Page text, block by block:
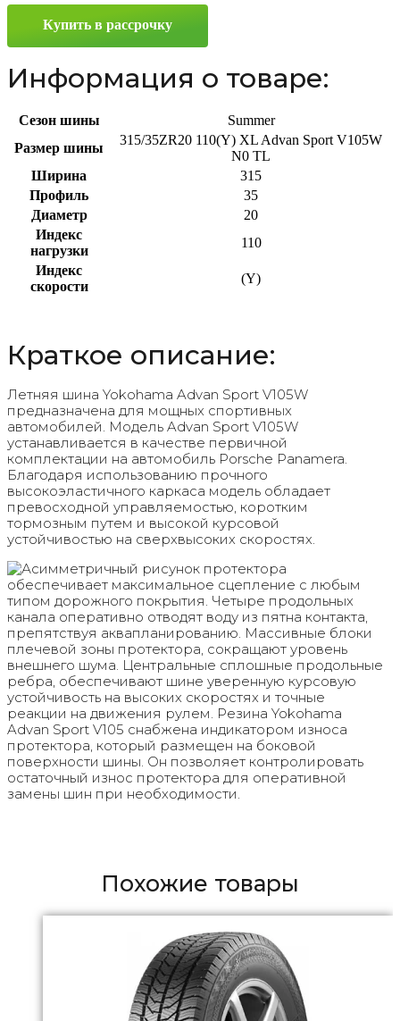
315/35
110(Y)
Купить в рассрочку
Информация о товаре:
Сезон шины
Summer
Размер шины
315/35ZR20 110(Y) XL Advan Sport V105W
N0 TL
Ширина
315
Профиль
35
Диаметр
20
Индекс
нагрузки
110
Индекс
скорости
(Y)
Краткое описание:
Летняя шина Yokohama Advan Sport V105W
предназначена для мощных спортивных
автомобилей. Модель Advan Sport V105W
устанавливается в качестве первичной
комплектации на автомобиль Porsche Panamera.
Благодаря использованию прочного
высокоэластичного каркаса модель обладает
превосходной управляемостью, коротким
тормозным путем и высокой курсовой
устойчивостью на сверхвысоких скоростях.
Асимметричный рисунок протектора
обеспечивает максимальное сцепление с любым
типом дорожного покрытия. Четыре продольных
канала оперативно отводят воду из пятна контакта,
препятствуя аквапланированию. Массивные блоки
плечевой зоны протектора, сокращают уровень
внешнего шума. Центральные сплошные продольные
ребра, обеспечивают шине уверенную курсовую
устойчивость на высоких скоростях и точные
реакции на движения рулем. Резина Yokohama
Advan Sport V105 снабжена индикатором износа
протектора, который размещен на боковой
поверхности шины. Он позволяет контролировать
остаточный износ протектора для оперативной
замены шин при необходимости.
Похожие товары